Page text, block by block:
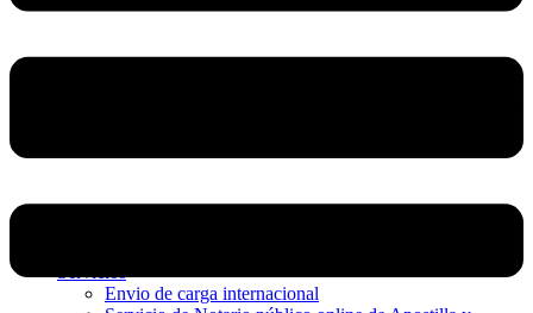
Envio de carga internacional